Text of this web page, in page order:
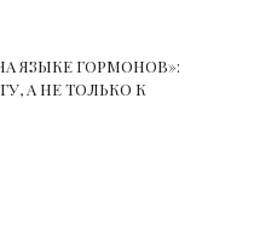
ЯЗЫКЕ ГОРМОНОВ»:
А НЕ ТОЛЬКО К